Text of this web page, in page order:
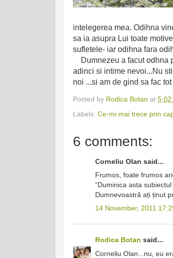
intelegerea mea. Odihna
sa ia asupra Lui toate
sufletele- iar odihna fara
Dumnezeu a facut odhna
adinci si intime nevoi...Nu
noi ...si am de gind sa fac
Posted by Rodica Botan at
Labels: Ce-mi mai trece prin
6 comments:
Corneliu Olan said...
Frumos, foate frumos
”Duminica asta
Dumnevoastră ați ținut
14 November, 2011
Rodica Botan said...
Corneliu Olan...nu, eu